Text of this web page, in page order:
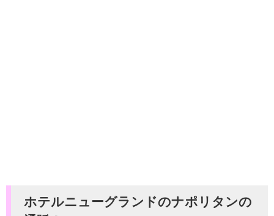
ホテルニューグランドのナポリタンの